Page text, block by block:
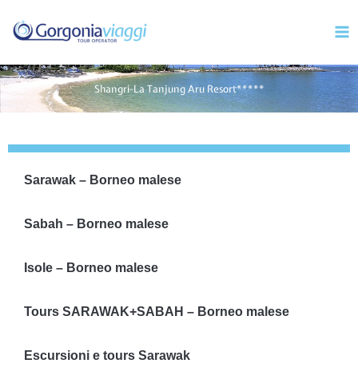
contenuto
Shangri-La Tanjung Aru Resort*****
Sarawak – Borneo malese
Sabah – Borneo malese
Isole – Borneo malese
Tours SARAWAK+SABAH – Borneo malese
Escursioni e tours Sarawak